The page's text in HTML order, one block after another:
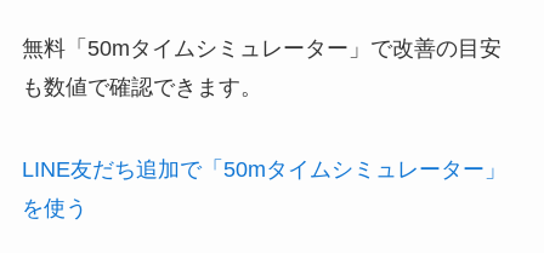
無料「50mタイムシミュレーター」で改善の目安
も数値で確認できます。
LINE友だち追加で「50mタイムシミュレーター」
を使う